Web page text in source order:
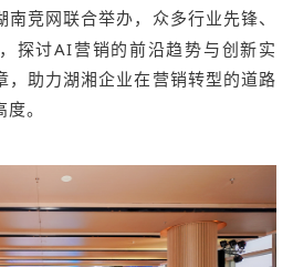
南竞网联合举办，众多行业先锋、
探讨AI营销的前沿趋势与创新实
，助力湖湘企业在营销转型的道路
。